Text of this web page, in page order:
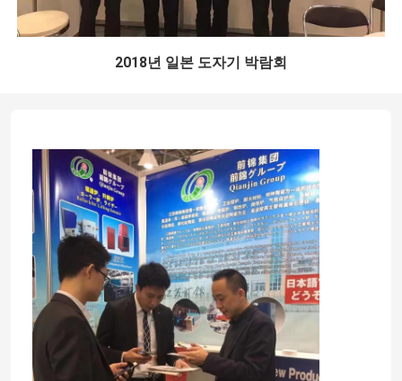
2018년 일본 도자기 박람회